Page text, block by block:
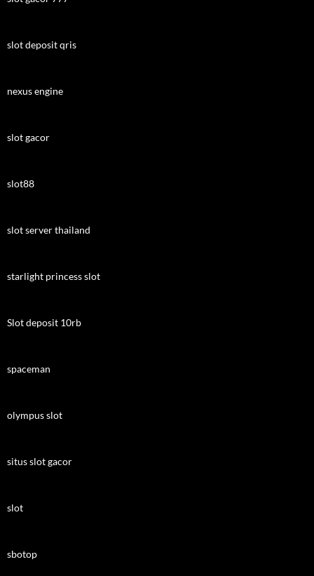
slot deposit qris
nexus engine
slot gacor
slot88
slot server thailand
starlight princess slot
Slot deposit 10rb
spaceman
olympus slot
situs slot gacor
slot
sbotop